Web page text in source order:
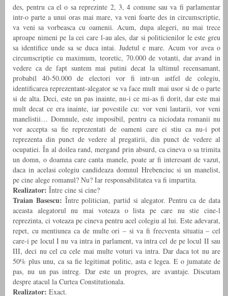
des, pentru ca el o sa reprezinte 2, 3, 4 comune sau va fi parlamentar
intr-o parte a unui oras mai mare, va veni foarte des in circumscriptie,
va veni sa vorbeasca cu oamenii. Acum, dupa alegeri, nu mai trece
aproape nimeni pe la cei care l-au ales, dar si politicienilor le este greu
sa identifice unde sa se duca intai. Judetul e mare. Acum vor avea o
circumscriptie cu maximum, teoretic, 70.000 de votanti, dar avand in
vedere ca de fapt suntem mai putini decat la ultimul recensamant,
probabil 40-50.000 de electori vor fi intr-un astfel de colegiu,
identificarea reprezentant-alegator se va face mult mai usor si de o parte
si de alta. Deci, este un pas inainte, nu-i ce mi-as fi dorit, dar este mai
mult decat ce era inainte, iar povestile cu: vor veni lautarii, vor veni
manelistii… Domnule, este imposibil, pentru ca niciodata romanii nu
vor accepta sa fie reprezentati de oameni care ei stiu ca nu-i pot
reprezenta din punct de vedere al pregatirii, din punct de vedere al
ocupatiei. În al doilea rand, mergand prin absurd, ca cineva o sa trimita
un domn, o doamna care canta manele, poate ar fi interesant de vazut,
daca in acelasi colegiu candideaza domnul Hrebenciuc si un manelist,
pe cine alege romanul? Nu? Iar responsabilitatea va fi impartita.
Realizator: Între cine si cine?
Traian Basescu: Între politician, partid si alegator. Pentru ca de data
aceasta alegatorul nu mai voteaza o lista pe care nu stie cine-l
reprezinta, ci voteaza pe cineva pentru acel colegiu al lui. Este adevarat,
repet, cu mentiunea ca de multe ori – si va fi frecventa situatia – cel
care-i pe locul I nu va intra in parlament, va intra cel de pe locul II sau
III, deci nu cel cu cele mai multe voturi va intra. Dar daca tot nu are
50% plus unu, ca sa fie legitimat politic, asta e legea. E o jumatate de
pas, nu un pas intreg. Dar este un progres, are avantaje. Discutam
despre atacul la Curtea Constitutionala.
Realizator: Exact.